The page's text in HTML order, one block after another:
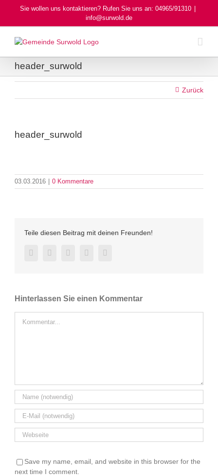
Sie wollen uns kontaktieren? Rufen Sie uns an: 04965/91310
info@surwold.de
header_surwold
Zurück
header_surwold
03.03.2016 | 0 Kommentare
Teile diesen Beitrag mit deinen Freunden!
FacebookTwitter LinkedInPinterest
Hinterlassen Sie einen Kommentar
Save my name, email, and website in this browser for the
next time I comment.